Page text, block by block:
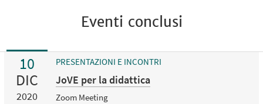
Eventi conclusi
10
DIC
2020
PRESENTAZIONI E INCONTRI
JoVE per la didattica
Zoom Meeting